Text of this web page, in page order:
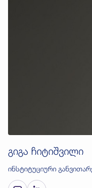
გიგა ჩიტიშვილი
ინსტიტუციური